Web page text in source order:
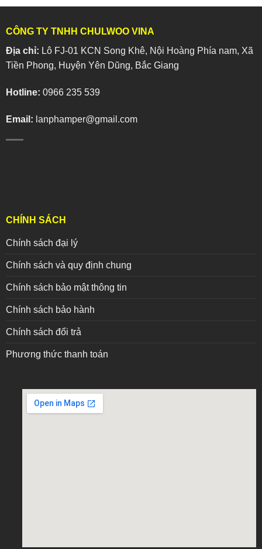
CÔNG TY TNHH CHULWOO VINA
Địa chỉ: Lô FJ-01 KCN Song Khê, Nội Hoàng Phía nam, Xã
Tiền Phong, Huyện Yên Dũng, Bắc Giang
Hotline: 0966 235 539
Email: lanphamper@gmail.com
CHÍNH SÁCH
Chính sách đại lý
Chính sách và quy định chung
Chính sách bảo mật thông tin
Chính sách bảo hành
Chính sách đổi trả
Phương thức thanh toán